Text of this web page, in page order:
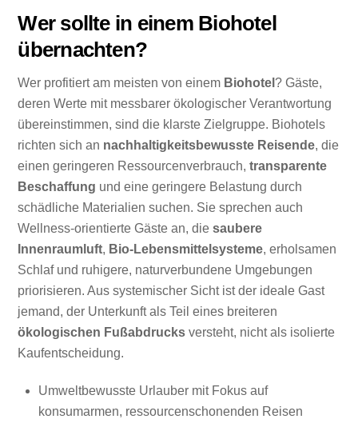
Wer sollte in einem Biohotel
übernachten?
Wer profitiert am meisten von einem Biohotel ? Gäste,
deren Werte mit messbarer ökologischer Verantwortung
übereinstimmen, sind die klarste Zielgruppe. Biohotels
richten sich an nachhaltigkeitsbewusste Reisende, die
einen geringeren Ressourcenverbrauch,transparente
Beschaffung und eine geringere Belastung durch
schädliche Materialien suchen. Sie sprechen auch
Wellness-orientierte Gäste an, diesaubere
Innenraumluft, Bio-Lebensmittelsysteme, erholsamen
Schlaf und ruhigere, naturverbundene Umgebungen
priorisieren. Aus systemischer Sicht ist der ideale Gast
jemand, der Unterkunft als Teil eines breiteren
ökologischen Fußabdrucks versteht, nicht als isolierte
Kaufentscheidung.
Umweltbewusste Urlauber mit Fokus auf
konsumarmen, ressourcenschonenden Reisen